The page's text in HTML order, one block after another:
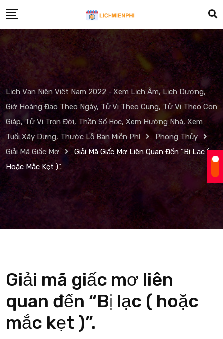
to
content
Lịch Vạn Niên Việt Nam 2022 - Xem Lịch Âm, Lịch Dương,
Giờ Hoàng Đạo Theo Ngày, Tử Vi Theo Cung, Tử Vi Theo Con
Giáp, Tử Vi Trọn Đời, Thần Số Học, Xem Hướng Nhà, Xem
Tuổi Xây Dựng, Thước Lỗ Ban Miễn Phí
Phong Thủy
Giải Mã Giấc Mơ
Giải Mã Giấc Mơ Liên Quan Đến “Bị Lạc (
Hoặc Mắc Kẹt )”.
Giải mã giấc mơ liên
quan đến “Bị lạc ( hoặc
mắc kẹt )”.